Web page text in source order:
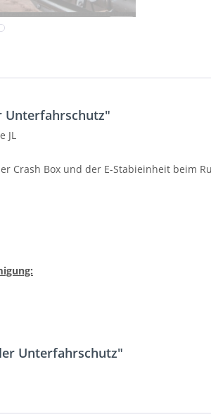
Unterfahrschutz"
JL
Crash Box und der E-Stabieinheit beim
Unterfahrschutz"